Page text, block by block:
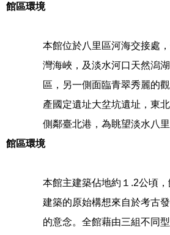
館區環境
本館位於八里區河海交接處
灣海峽，及淡水河口天然潟
區，另一側面臨青翠秀麗的
產國定遺址大坌坑遺址，東
側鄰臺北港，為眺望淡水八
館區環境
本館主建築佔地約１.2公頃，
建築的原始構想來自於考古
的意念。全館藉由三組不同